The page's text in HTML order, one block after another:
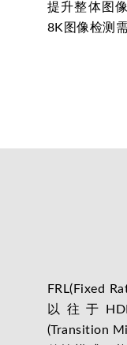
提升整体图
8K图像检测需
FRL(Fixed
以往于
(Transition